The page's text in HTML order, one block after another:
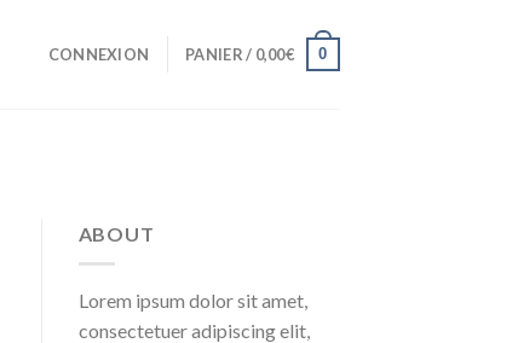
CONNEXION PANIER / 0,00€ 0
ABOUT
Lorem ipsum dolor sit amet,
consectetuer adipiscing elit,